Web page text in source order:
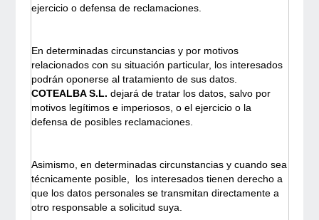
ejercicio o defensa de reclamaciones.
En determinadas circunstancias y por motivos
relacionados con su situación particular, los interesados
podrán oponerse al tratamiento de sus datos.
COTEALBA S.L. dejará de tratar los datos, salvo por
motivos legítimos e imperiosos, o el ejercicio o la
defensa de posibles reclamaciones.
Asimismo, en determinadas circunstancias y cuando sea
técnicamente posible, los interesados tienen derecho a
que los datos personales se transmitan directamente a
otro responsable a solicitud suya.